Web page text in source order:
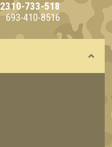
2310-733-518
693-410-8516